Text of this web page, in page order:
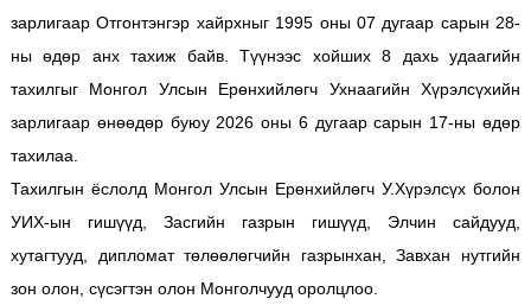
зарлигаар Отгонтэнгэр хайрхныг 1995 оны 07 дугаар сарын 28-
ны өдөр анх тахиж байв. Түүнээс хойших 8 дахь удаагийн
тахилгыг Монгол Улсын Ерөнхийлөгч Ухнаагийн Хүрэлсүхийн
зарлигаар өнөөдөр буюу 2026 оны 6 дугаар сарын 17-ны өдөр
тахилаа.
Тахилгын ёслолд Монгол Улсын Ерөнхийлөгч У.Хүрэлсүх болон
УИХ-ын гишүүд, Засгийн газрын гишүүд, Элчин сайдууд,
хутагтууд, дипломат төлөөлөгчийн газрынхан, Завхан нутгийн
зон олон, сүсэгтэн олон Монголчууд оролцлоо.